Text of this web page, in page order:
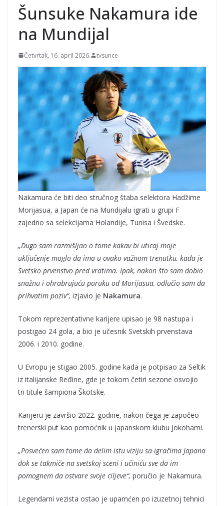
Šunsuke Nakamura ide
na Mundijal
Četvrtak, 16. april 2026. tvsunce
Nakamura će biti deo stručnog štaba selektora Hadžime
Morijasua, a Japan će na Mundijalu igrati u grupi F
zajedno sa selekcijama Holandije, Tunisa i Švedske.
„Dugo sam razmišljao o tome kakav bi uticaj moje
uključenje moglo da ima u ovako važnom trenutku, kada je
Svetsko prvenstvo pred vratima. Ipak, nakon što sam dobio
snažnu i ohrabrujuću poruku od Morijasua, odlučio sam da
prihvatim poziv“, izjavio je Nakamura.
Tokom reprezentativne karijere upisao je 98 nastupa i
postigao 24 gola, a bio je učesnik Svetskih prvenstava
2006. i 2010. godine.
U Evropu je stigao 2005. godine kada je potpisao za Seltik
iz italijanske Ređine, gde je tokom četiri sezone osvojio
tri titule šampiona Škotske.
Karijeru je završio 2022. godine, nakon čega je započeo
trenerski put kao pomoćnik u japanskom klubu Jokohami.
„Posvećen sam tome da delim istu viziju sa igračima Japana
dok se takmiče na svetskoj sceni i učiniću sve da im
pomognem da ostvare svoje ciljeve“, poručio je Nakamura.
Legendarni vezista ostao je upamćen po izuzetnoj tehnici